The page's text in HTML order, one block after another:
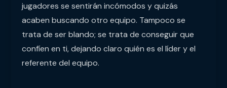
jugadores se sentirán incómodos y quizás
acaben buscando otro equipo. Tampoco se
trata de ser blando; se trata de conseguir que
confíen en ti, dejando claro quién es el líder y el
referente del equipo.